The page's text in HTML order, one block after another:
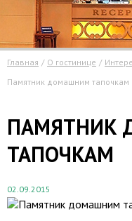
Главная / О гостинице /
памятник домашним тапочкам
ПАМЯТНИК
ТАПОЧКАМ
02.09.2015